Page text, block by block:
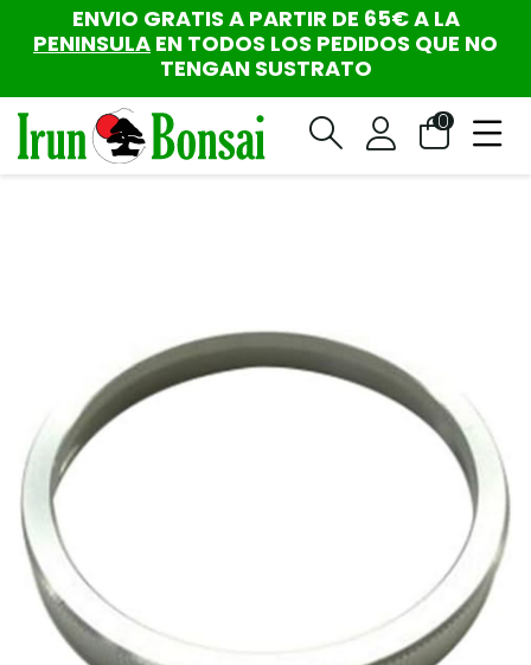
ENVIO GRATIS A PARTIR DE 65€ A LA
PENINSULA EN TODOS LOS PEDIDOS QUE NO
TENGAN SUSTRATO
0